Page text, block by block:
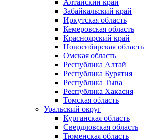
Алтайский край
Забайкальский край
Иркутская область
Кемеровская область
Красноярский край
Новосибирская область
Омская область
Республика Алтай
Республика Бурятия
Республика Тыва
Республика Хакасия
Томская область
Уральский округ
Курганская область
Свердловская область
Тюменская область